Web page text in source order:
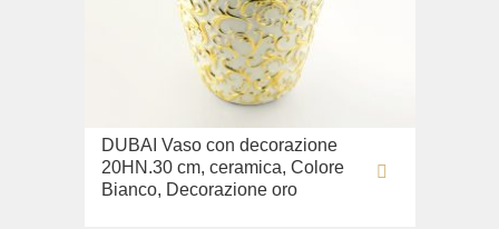
DUBAI Vaso con decorazione
20HN.30 cm, ceramica, Colore
Bianco, Decorazione oro